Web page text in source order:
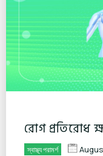
রোগ প্রতিরোধ
স্বাস্থ্য পরামর্শ